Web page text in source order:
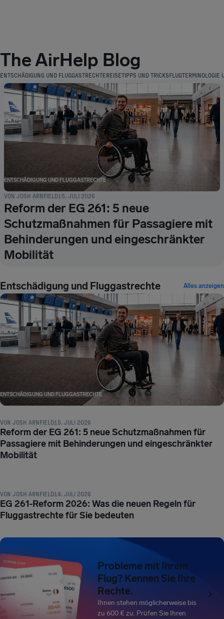
The AirHelp Blog
ENTSCHÄDIGUNG UND FLUGGASTRECHTEREISETIPPS UND TRICKSFLUGTERMINOLOGIE
ENTSCHÄDIGUNG UND FLUGGASTRECHTE
VON JOSH ARNFIELD15. JULI 2026
Reform der EG 261: 5 neue
Schutzmaßnahmen für Passagiere mit
Behinderungen und eingeschränkter
Mobilität
Entschädigung und Fluggastrechte Alles anzeigen
ENTSCHÄDIGUNG UND FLUGGASTRECHTE
VON JOSH ARNFIELD15. JULI 2026
Reform der EG 261: 5 neue Schutzmaßnahmen für
Passagiere mit Behinderungen und eingeschränkter
Mobilität
VON JOSH ARNFIELD14. JULI 2026
EG 261-Reform 2026: Was die neuen Regeln für
Fluggastrechte für Sie bedeuten
Probleme mit Ihrem
Flug? Kennen Sie Ihre
Rechte.
Ihnen stehen möglicherweise bis
zu 600 € zu. Prüfen Sie Ihren